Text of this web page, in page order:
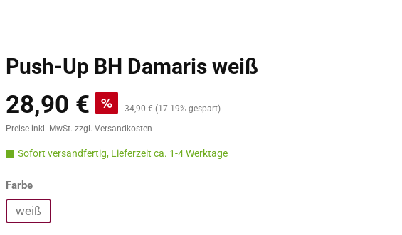
Push-Up BH Damaris weiß
Verkaufspreis:
28,90 € % Regulärer Preis:
34,90 € (17.19% gespart)
Preise inkl. MwSt. zzgl. Versandkosten
Sofort versandfertig, Lieferzeit ca. 1-4 Werktage
Farbeauswählen
weiß